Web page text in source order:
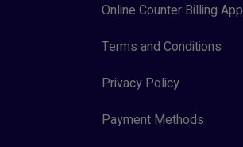
Online Counter Billing App
Terms and Conditions
Privacy Policy
Payment Methods